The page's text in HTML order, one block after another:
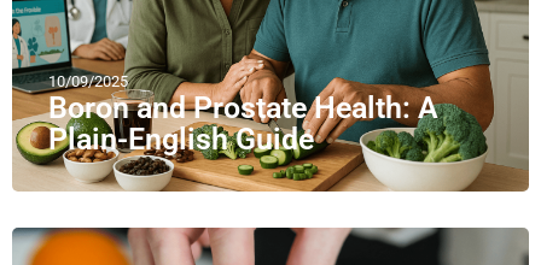
10/09/2025
Boron and Prostate Health: A
Plain-English Guide